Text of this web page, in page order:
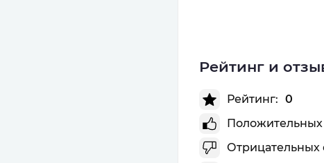
Рейтинг и
Рейтинг: 0
Положительных
Отрицательных